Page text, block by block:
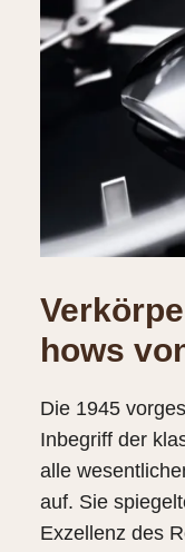
hows
Die 1945
Inbegriff der
alle
auf. Sie
Exzellenz des